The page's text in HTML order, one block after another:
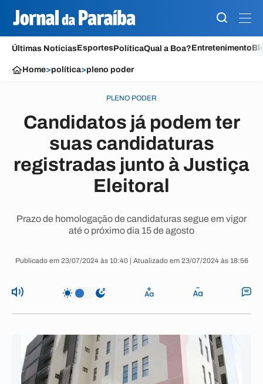
Últimas NotíciasEsportesPolíticaQual a Boa?Entretenimento
Home>política>pleno poder
PLENO PODER
Candidatos já podem ter
suas candidaturas
registradas junto à Justiça
Eleitoral
Prazo de homologação de candidaturas segue em vigor
até o próximo dia 15 de agosto
Publicado em 23/07/2024 às 10:40 | Atualizado em 23/07/2024 às 18:56